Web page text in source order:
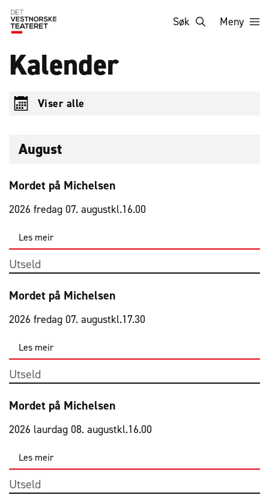
Søk Meny
Kalender
Viser alle
August
Mordet på Michelsen
2026 fredag 07. augustkl.16.00
Les meir
Utseld
Mordet på Michelsen
2026 fredag 07. augustkl.17.30
Les meir
Utseld
Mordet på Michelsen
2026 laurdag 08. augustkl.16.00
Les meir
Utseld